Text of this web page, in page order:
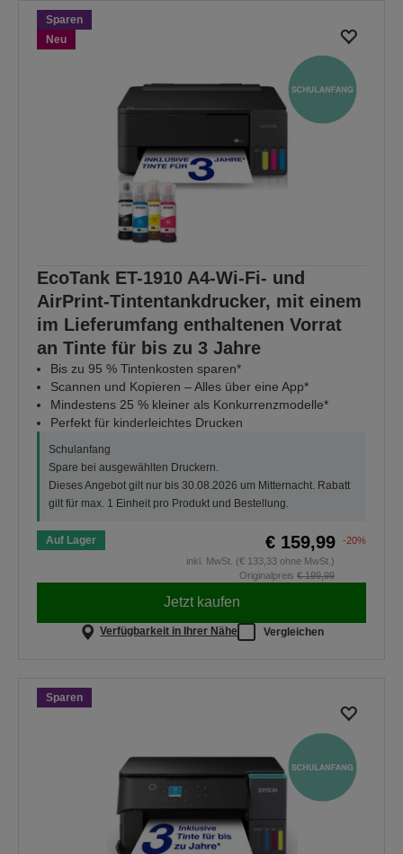
Sparen
Neu
EcoTank ET-1910 A4-Wi-Fi- und
AirPrint-Tintentankdrucker, mit einem
im Lieferumfang enthaltenen Vorrat
an Tinte für bis zu 3 Jahre
Bis zu 95 % Tintenkosten sparen*
Scannen und Kopieren – Alles über eine App*
Mindestens 25 % kleiner als Konkurrenzmodelle*
Perfekt für kinderleichtes Drucken
Schulanfang
Spare bei ausgewählten Druckern.
Dieses Angebot gilt nur bis 30.08.2026 um Mitternacht. Rabatt
gilt für max. 1 Einheit pro Produkt und Bestellung.
Auf Lager € 159,99
-20%
inkl. MwSt. (€ 133,33 ohne MwSt.)
Originalpreis € 199,99
Jetzt kaufen
Verfügbarkeit in Ihrer Nähe Vergleichen
Sparen